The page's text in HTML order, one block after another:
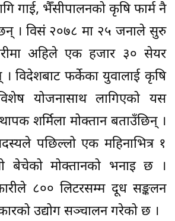
गाई, भैँसीपालनको कृषि फार्म नै
। विसं २०७८ मा २५ जनाले सुरु
अहिले एक हजार ३० सेयर
विदेशबाट फर्केका युवालाई कृषि
योजनासाथ लागिएको यस
शर्मिला मोक्तान बताउँछिन् ।
पछिल्लो एक महिनाभित्र १
बेचेको मोक्तानको भनाइ छ ।
८०० लिटरसम्म दूध सङ्कलन
उद्योग सञ्चालन गरेको छ ।